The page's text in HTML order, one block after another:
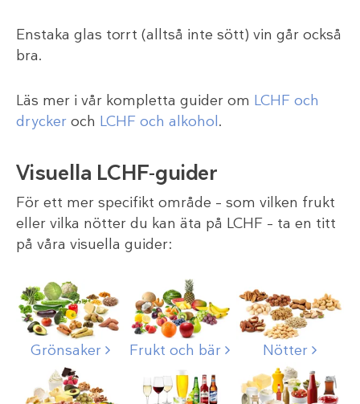
Enstaka glas torrt (alltså inte sött) vin går också
bra.
Läs mer i vår kompletta guider om LCHF och
drycker och LCHF och alkohol.
Visuella LCHF-guider
För ett mer specifikt område – som vilken frukt
eller vilka nötter du kan äta på LCHF – ta en titt
på våra visuella guider:
Grönsaker Frukt och bär Nötter